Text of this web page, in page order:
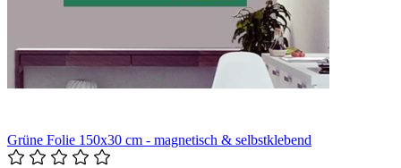
Grüne Folie 150x30 cm - magnetisch & selbstklebend